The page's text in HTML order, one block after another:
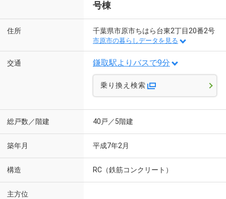
号棟
住所 千葉県市原市ちはら台東2丁目20番2号
市原市の暮らしデータを見る
交通 鎌取駅よりバスで9分
乗り換え検索
総戸数／階建 40戸／5階建
築年月 平成7年2月
構造 RC（鉄筋コンクリート）
主方位